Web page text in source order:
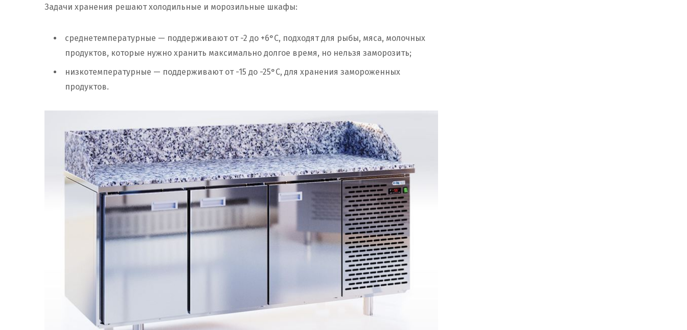
Задачи хранения решают холодильные и морозильные шкафы:
среднетемпературные — поддерживают от -2 до +6°С, подходят для рыбы, мяса, молочных
продуктов, которые нужно хранить максимально долгое время, но нельзя заморозить;
низкотемпературные — поддерживают от -15 до -25°С, для хранения замороженных
продуктов.